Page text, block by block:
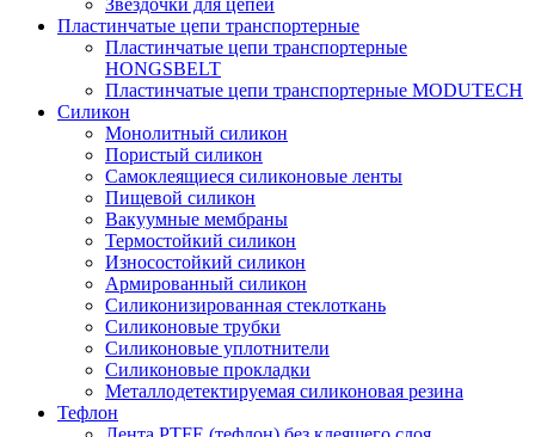
Звездочки для цепей
Пластинчатые цепи транспортерные
Пластинчатые цепи транспортерные
HONGSBELT
Пластинчатые цепи транспортерные MODUTECH
Силикон
Монолитный силикон
Пористый силикон
Самоклеящиеся силиконовые ленты
Пищевой силикон
Вакуумные мембраны
Термостойкий силикон
Износостойкий силикон
Армированный силикон
Силиконизированная стеклоткань
Силиконовые трубки
Силиконовые уплотнители
Силиконовые прокладки
Металлодетектируемая силиконовая резина
Тефлон